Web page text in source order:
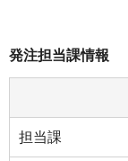
発注担当課情報
担当課